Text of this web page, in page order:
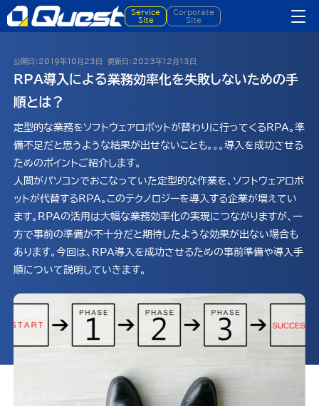
Service
Site
Corporate
Site
公開日： 2019年10月23日 更新日： 2023年12月13日
RPA導入による業務効率化を失敗しないための手
順とは？
定型的な業務をソフトウェアロボットが替わりに行ってくるRPA。準
備不足だと思うような結果が出せないことも。。。導入を成功させる
ためのポイントご紹介します。
人間がパソコンでおこなっていた定型的な作業を、ソフトウェアロボ
ットが代替するRPA。このテクノロジーを導入する企業が増えてい
ます。RPAの活用は大幅な業務効率化の実現につながりますが、一
方で事前の準備が不十分だと期待したような効果が出ない場合も
あります。今回は、RPA導入を成功させるための事前準備や導入手
順について説明していきます。